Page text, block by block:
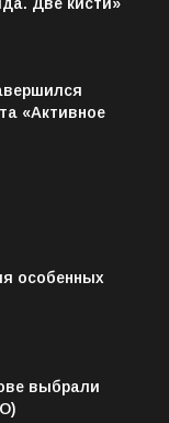
приглашает
особенных